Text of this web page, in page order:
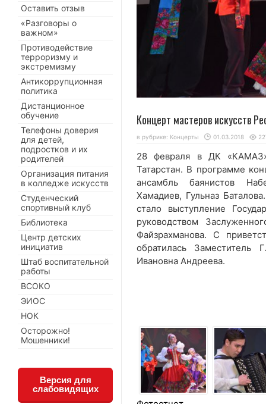
Концерт мастеров искусств
в рубрике: Концерты 01.03.2018
28 февраля в ДК «КАМАЗ»
Татарстан. В программе
ансамбль баянистов
Хамадиев, Гульназ
стало выступление
руководством
Файзрахманова. С
обратилась Заместитель
Ивановна Андреева.
Оставить отзыв
«Разговоры о
важном»
Противодействие
терроризму и
экстремизму
Антикоррупционная
политика
Дистанционное
обучение
Телефоны доверия
для детей,
подростков и их
родителей
Организация питания
в колледже искусств
Студенческий
спортивный клуб
Библиотека
Центр детских
инициатив
Штаб воспитательной
работы
ВСОКО
ЭИОС
НОК
Осторожно!
Мошенники!
Версия для
слабовидящих